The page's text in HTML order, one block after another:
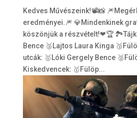
Kedves Művészeink!📽📸
eredményei.🎆 💎Mindenkinek
köszönjük a részvételt!❤🏆
Bence 🥈Lajtos Laura Kinga
utcák: 🥇Lóki Gergely Bence
Kiskedvencek: 🥇Fülöp...